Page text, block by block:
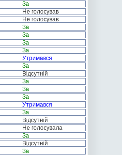
За
Не голосував
Не голосував
За
За
За
За
Утримався
За
Відсутній
За
За
За
Утримався
За
Відсутній
Не голосувала
За
Відсутній
За